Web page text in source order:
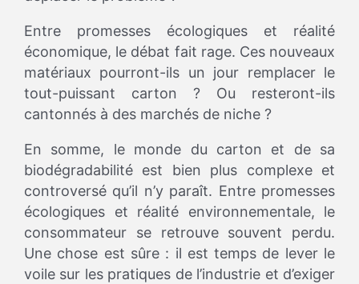
Entre promesses écologiques et réalité
économique, le débat fait rage. Ces nouveaux
matériaux pourront-ils un jour remplacer le
tout-puissant carton ? Ou resteront-ils
cantonnés à des marchés de niche ?
En somme, le monde du carton et de sa
biodégradabilité est bien plus complexe et
controversé qu’il n’y paraît. Entre promesses
écologiques et réalité environnementale, le
consommateur se retrouve souvent perdu.
Une chose est sûre : il est temps de lever le
voile sur les pratiques de l’industrie et d’exiger